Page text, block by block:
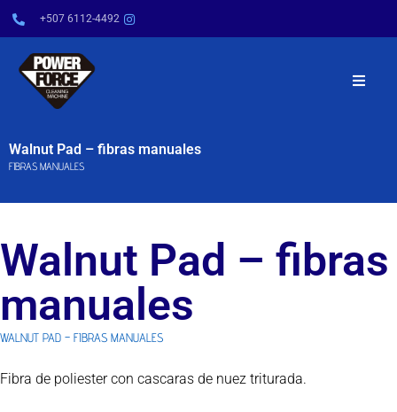
+507 6112-4492
SERVICIOS
CONTÁCTENOS
Walnut Pad – fibras manuales
FIBRAS MANUALES
Walnut Pad – fibras
manuales
WALNUT PAD – FIBRAS MANUALES
Fibra de poliester con cascaras de nuez triturada.